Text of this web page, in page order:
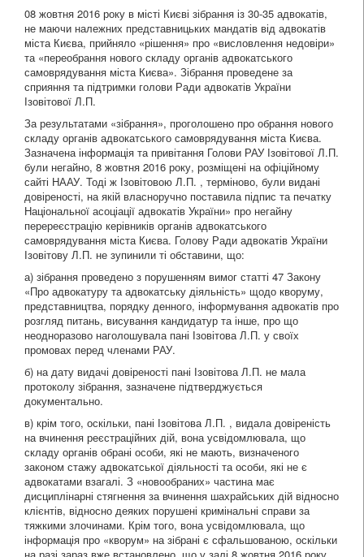
08 жовтня 2016 року в місті Києві зібрання із 30-35 адвокатів,
не маючи належних представницьких мандатів від адвокатів
міста Києва, прийняло «рішення» про «висловлення недовіри»
та «переобрання нового складу органів адвокатського
самоврядування міста Києва». Зібрання проведене за
сприяння та підтримки голови Ради адвокатів України
Ізовітової Л.П.
За результатами «зібрання», проголошено про обрання нового
складу органів адвокатського самоврядування міста Києва.
Зазначена інформація та привітання Голови РАУ Ізовітової Л.П.
були негайно, 8 жовтня 2016 року, розміщені на офіційному
сайті НААУ. Тоді ж Ізовітовою Л.П. , терміново, були видані
довіреності, на якій власноручно поставила підпис та печатку
Національної асоціації адвокатів України» про негайну
перереєстрацію керівників органів адвокатського
самоврядування міста Києва. Голову Ради адвокатів України
Ізовітову Л.П. не зупинили ті обставини, що:
а) зібрання проведено з порушенням вимог статті 47 Закону
«Про адвокатуру та адвокатську діяльність» щодо кворуму,
представництва, порядку денного, інформування адвокатів про
розгляд питань, висування кандидатур та інше, про що
неодноразово наголошувала пані Ізовітова Л.П. у своїх
промовах перед членами РАУ.
б) на дату видачі довіреності пані Ізовітова Л.П. не мала
протоколу зібрання, зазначене підтверджується
документально.
в) крім того, оскільки, пані Ізовітова Л.П. , видала довіреність
на вчинення реєстраційних дій, вона усвідомлювала, що
складу органів обрані особи, які не мають, визначеного
законом стажу адвокатської діяльності та особи, які не є
адвокатами взагалі. З «новообраних» частина має
дисциплінарні стягнення за вчинення шахрайських дій відносно
клієнтів, відносно деяких порушені кримінальні справи за
тяжкими злочинами. Крім того, вона усвідомлювала, що
інформація про «кворум» на зібрані є сфальшованою, оскільки